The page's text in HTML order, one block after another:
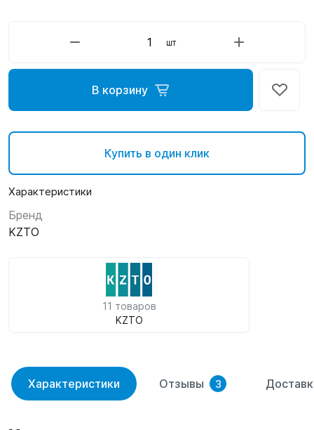
шт
В корзину
Купить в один клик
Характеристики
Бренд
KZTO
11 товаров
KZTO
Характеристики Отзывы 3